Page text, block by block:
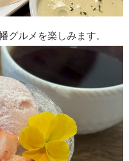
グルメを楽しみます。